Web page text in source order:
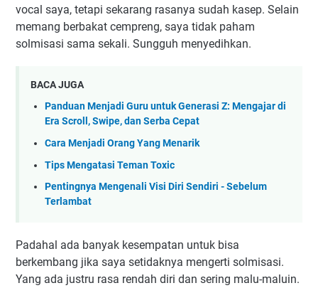
vocal saya, tetapi sekarang rasanya sudah kasep. Selain
memang berbakat cempreng, saya tidak paham
solmisasi sama sekali. Sungguh menyedihkan.
BACA JUGA
Panduan Menjadi Guru untuk Generasi Z: Mengajar di
Era Scroll, Swipe, dan Serba Cepat
Cara Menjadi Orang Yang Menarik
Tips Mengatasi Teman Toxic
Pentingnya Mengenali Visi Diri Sendiri - Sebelum
Terlambat
Padahal ada banyak kesempatan untuk bisa
berkembang jika saya setidaknya mengerti solmisasi.
Yang ada justru rasa rendah diri dan sering malu-maluin.